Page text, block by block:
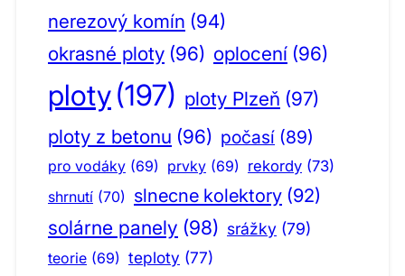
nerezový komín (94)
okrasné ploty (96) oplocení (96)
ploty(197) ploty Plzeň (97)
ploty z betonu (96) počasí (89)
pro vodáky (69) prvky (69) rekordy (73)
shrnutí (70) slnecne kolektory (92)
solárne panely (98) srážky (79)
teorie (69) teploty (77)